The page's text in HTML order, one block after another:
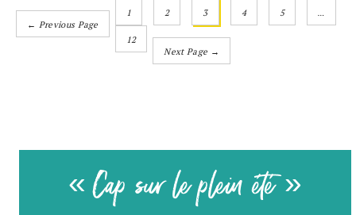
← Previous Page
1 2 3 4 5
12
Next Page →
« Cap sur le plein été »